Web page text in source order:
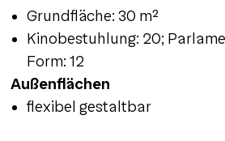
Grundfläche: 30 m²
Kinobestuhlung: 20;
Form: 12
Außenflächen
flexibel gestaltbar